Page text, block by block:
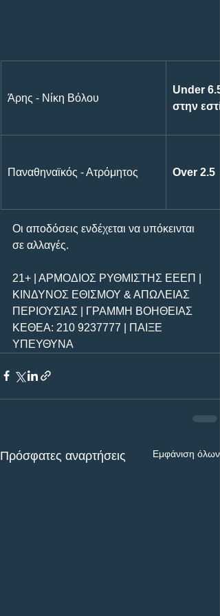
Άρης - Νίκη Βόλου
Under
στην
Παναθηναϊκός - Ατρόμητος Over 2.5
Οι αποδόσεις ενδέχεται να υπόκεινται
σε αλλαγές.
21+ | ΑΡΜΟΔΙΟΣ ΡΥΘΜΙΣΤΗΣ ΕΕΕΠ |
ΚΙΝΔΥΝΟΣ ΕΘΙΣΜΟΥ & ΑΠΩΛΕΙΑΣ
ΠΕΡΙΟΥΣΙΑΣ | ΓΡΑΜΜΗ ΒΟΗΘΕΙΑΣ
ΚΕΘΕΑ: 210 9237777 | ΠΑΙΞΕ
ΥΠΕΥΘΥΝΑ
Πρόσφατες αναρτήσεις Εμφάνιση όλων